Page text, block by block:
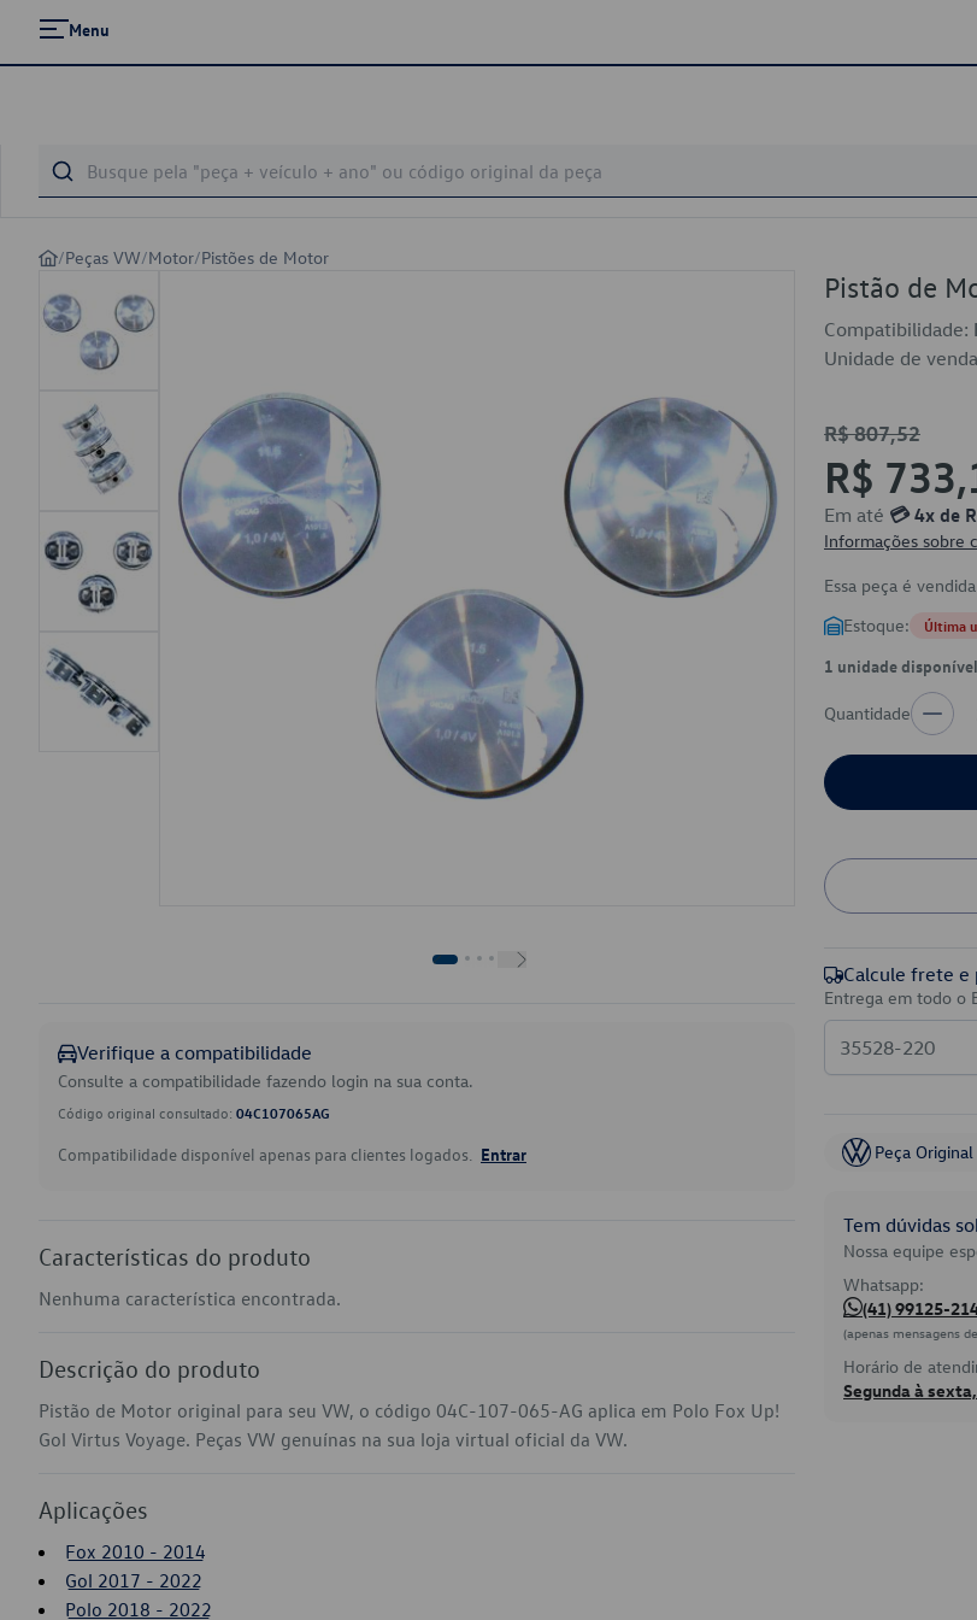
Menu
/Peças VW/Motor/Pistões de Motor
Verifique a compatibilidade
Consulte a compatibilidade fazendo login na sua conta.
Código original consultado: 04C107065AG
Compatibilidade disponível apenas para clientes logados. Entrar
Características do produto
Nenhuma característica encontrada.
Descrição do produto
Pistão de Motor original para seu VW, o código 04C-107-065-AG aplica em Polo Fox Up!
Gol Virtus Voyage. Peças VW genuínas na sua loja virtual oficial da VW.
Aplicações
Fox 2010 - 2014
Gol 2017 - 2022
Polo 2018 - 2022
Pistão de
Compatibilidade:
Unidade de
R$ 807,52
R$
Em até 💳 4x de
Informações sobre
Essa peça é
Estoque: Última
1 unidade disponível
Quantidade
Calcule frete e
Entrega em todo o
Peça
Tem dúvidas
Nossa equipe
Whatsapp:
(41) 99125-
(apenas mensagens
Horário de
Segunda à